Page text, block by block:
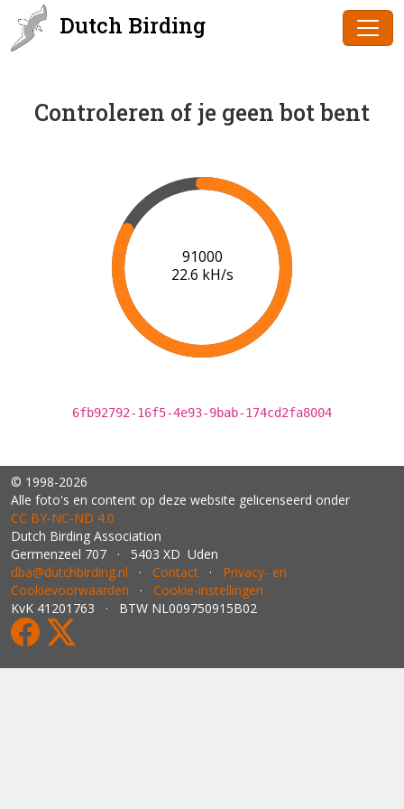
Dutch Birding
Controleren of je geen bot bent
93000
21.8 kH/s
6fb92792-16f5-4e93-9bab-174cd2fa8004
© 1998-2026
Alle foto's en content op deze website gelicenseerd onder
CC BY‑NC‑ND 4.0
Dutch Birding Association
Germenzeel 707 · 5403 XD Uden
dba@dutchbirding.nl · Contact · Privacy- en
Cookievoorwaarden · Cookie-instellingen
KvK 41201763 · BTW NL009750915B02